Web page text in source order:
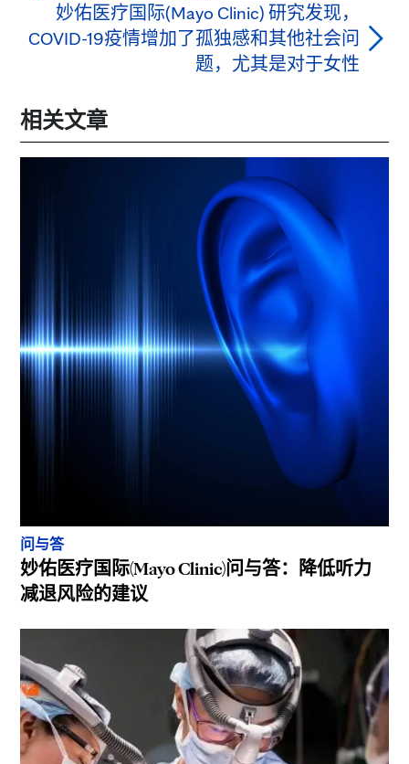
妙佑医疗国际(Mayo Clinic) 研究发现，
COVID-19疫情增加了孤独感和其他社会问
题，尤其是对于女性
相关文章
问与答
妙佑医疗国际(Mayo Clinic)问与答：降低听力
减退风险的建议